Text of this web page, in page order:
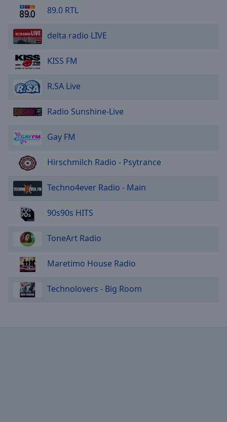
89.0 RTL
delta radio LIVE
KISS FM
R.SA Live
Radio Sunshine-Live
Gay FM
Hirschmilch Radio - Psytrance
Techno4ever Radio - Main
90s90s HITS
ToneArt Radio
Maretimo House Radio
Technolovers - Big Room